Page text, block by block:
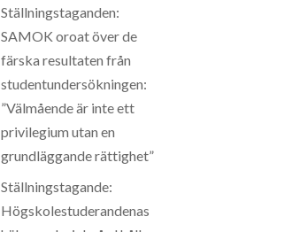
Ställningstaganden:
SAMOK oroat över de
färska resultaten från
studentundersökningen:
”Välmående är inte ett
privilegium utan en
grundläggande rättighet”
Ställningstagande:
Högskolestuderandenas